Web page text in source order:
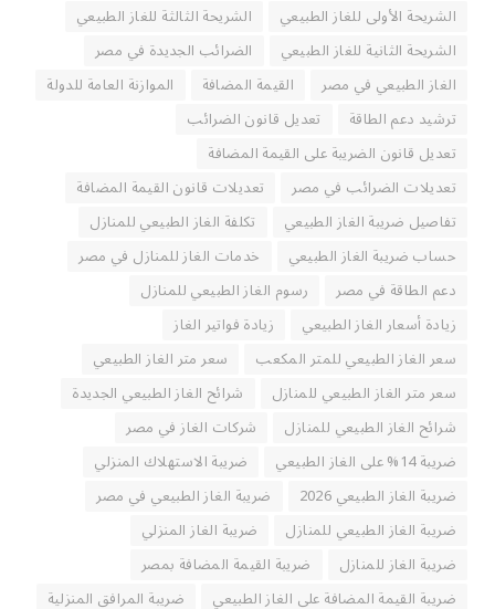
الشريحة الأولى للغاز الطبيعي
الشريحة الثالثة للغاز الطبيعي
الشريحة الثانية للغاز الطبيعي
الضرائب الجديدة في مصر
الغاز الطبيعي في مصر
القيمة المضافة
الموازنة العامة للدولة
ترشيد دعم الطاقة
تعديل قانون الضرائب
تعديل قانون الضريبة على القيمة المضافة
تعديلات الضرائب في مصر
تعديلات قانون القيمة المضافة
تفاصيل ضريبة الغاز الطبيعي
تكلفة الغاز الطبيعي للمنازل
حساب ضريبة الغاز الطبيعي
خدمات الغاز للمنازل في مصر
دعم الطاقة في مصر
رسوم الغاز الطبيعي للمنازل
زيادة أسعار الغاز الطبيعي
زيادة فواتير الغاز
سعر الغاز الطبيعي للمتر المكعب
سعر متر الغاز الطبيعي
سعر متر الغاز الطبيعي للمنازل
شرائح الغاز الطبيعي الجديدة
شرائح الغاز الطبيعي للمنازل
شركات الغاز في مصر
ضريبة 14% على الغاز الطبيعي
ضريبة الاستهلاك المنزلي
ضريبة الغاز الطبيعي 2026
ضريبة الغاز الطبيعي في مصر
ضريبة الغاز الطبيعي للمنازل
ضريبة الغاز المنزلي
ضريبة الغاز للمنازل
ضريبة القيمة المضافة بمصر
ضريبة القيمة المضافة على الغاز الطبيعي
ضريبة المرافق المنزلية